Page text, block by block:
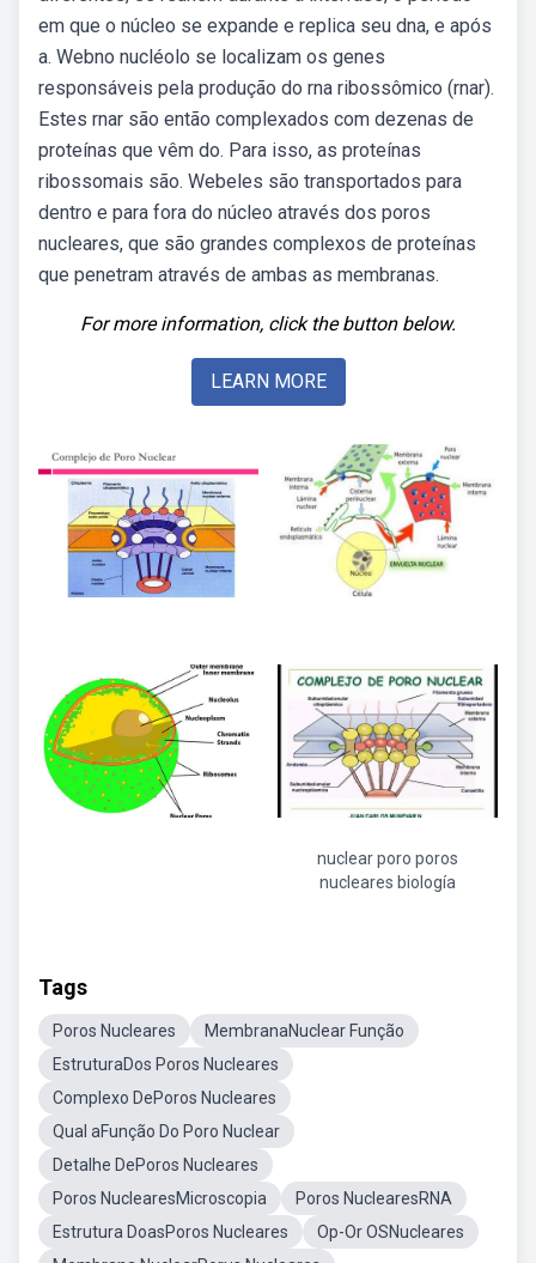
em que o núcleo se expande e replica seu dna, e após
a. Webno nucléolo se localizam os genes
responsáveis pela produção do rna ribossômico (rnar).
Estes rnar são então complexados com dezenas de
proteínas que vêm do. Para isso, as proteínas
ribossomais são. Webeles são transportados para
dentro e para fora do núcleo através dos poros
nucleares, que são grandes complexos de proteínas
que penetram através de ambas as membranas.
For more information, click the button below.
LEARN MORE
nuclear poro poros
nucleares biología
Tags
Poros Nucleares
MembranaNuclear Função
EstruturaDos Poros Nucleares
Complexo DePoros Nucleares
Qual aFunção Do Poro Nuclear
Detalhe DePoros Nucleares
Poros NuclearesMicroscopia
Poros NuclearesRNA
Estrutura DoasPoros Nucleares
Op-Or OSNucleares